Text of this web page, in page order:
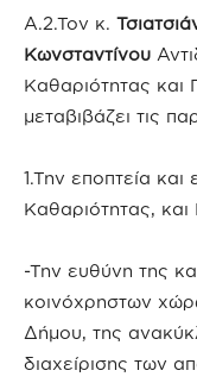
Α.2.Τον κ.
Κωνσταντίνου
Καθαριότητας και
μεταβιβάζει τις
1.Την εποπτεία
Καθαριότητας, και
-Την ευθύνη της
κοινόχρηστων
Δήμου, της
διαχείρισης των